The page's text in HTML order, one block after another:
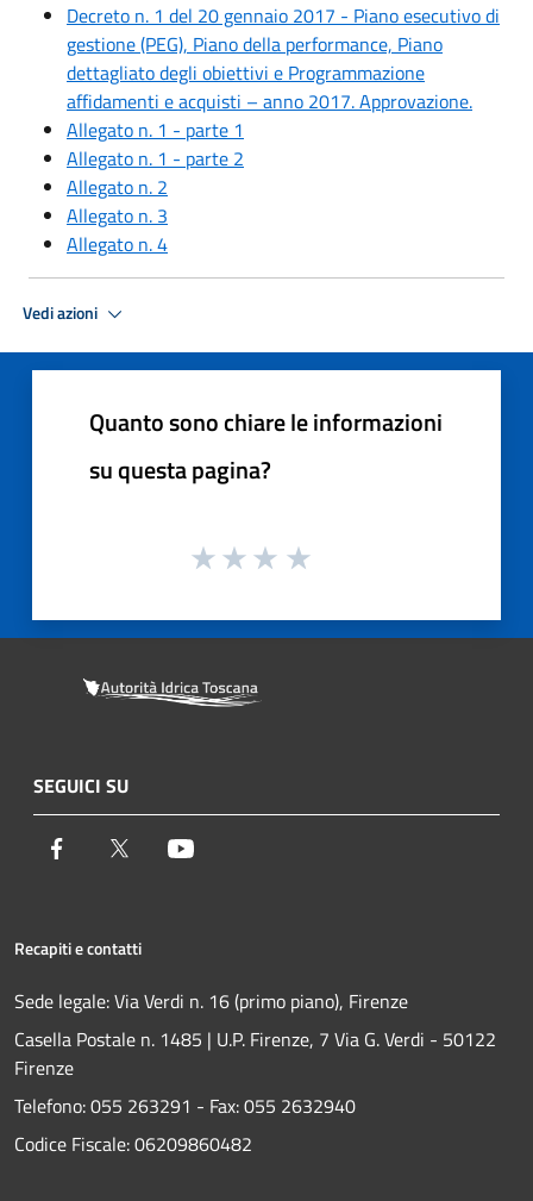
Decreto n. 1 del 20 gennaio 2017 - Piano esecutivo di
gestione (PEG), Piano della performance, Piano
dettagliato degli obiettivi e Programmazione
affidamenti e acquisti – anno 2017. Approvazione.
Allegato n. 1 - parte 1
Allegato n. 1 - parte 2
Allegato n. 2
Allegato n. 3
Allegato n. 4
Vedi azioni
Quanto sono chiare le informazioni
su questa pagina?
SEGUICI SU
Facebook Twitter
Recapiti e contatti
Sede legale: Via Verdi n. 16 (primo piano), Firenze
Casella Postale n. 1485 | U.P. Firenze, 7 Via G. Verdi - 50122
Firenze
Telefono:055 263291 - Fax:055 2632940
Codice Fiscale: 06209860482